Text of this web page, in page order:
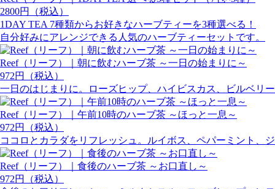
2800円（税込）
1DAY TEA 7種類からお好きなハーブティーを3種選べる！
自分好みにアレンジできる人気のハーブティーセットです。
Reef（リーフ）｜朝に飲むハーブ茶 ～一日の始まりに～
972円（税込）
一日のはじまりに。ローズヒップ、ハイビスカス、ビルベリ
Reef（リーフ）｜午前10時のハーブ茶 ～ほっと一息～
972円（税込）
ココロとカラダをリフレッシュ。ルイボス、ペパーミント、
Reef（リーフ）｜食後のハーブ茶 ～お口直し～
972円（税込）